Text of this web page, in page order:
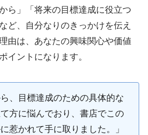
ら」「将来の目標達成に役立つ
ど、自分なりのきっかけを伝え
由は、あなたの興味関心や価値
イントになります。
、目標達成のための具体的な
方に悩んでおり、書店でこの
惹かれて手に取りました。」